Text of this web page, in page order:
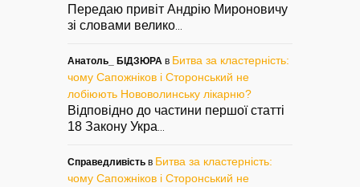
Передаю привіт Андрію Мироновичу
зі словами велико
Анатоль_ БІДЗЮРА в Битва за кластерність:
чому Сапожніков і Сторонський не
лобіюють Нововолинську лікарню?
Відповідно до частини першої статті
18 Закону Укра
Справедливість в Битва за кластерність:
чому Сапожніков і Сторонський не